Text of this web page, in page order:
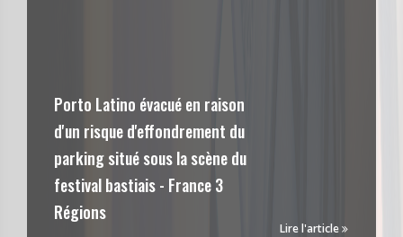
Porto Latino évacué en raison
d'un risque d'effondrement du
parking situé sous la scène du
festival bastiais - France 3
Régions
Lire l'article